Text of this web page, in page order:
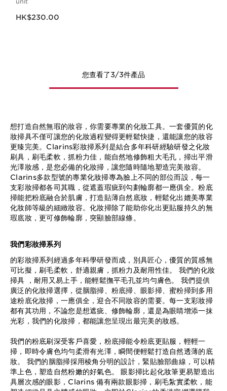
HK$230.00
您查看了3/3件產品
想打造自然無瑕的妝容，你需要專業的化妝工具。一套優質的化
妝掃具不僅可讓您的化妝過程變得更輕鬆快捷，還能讓您的妝容
更臻完美。Clarins彩妝掃系列是結合多年科研經驗研發之化妝
刷具，刷毛柔軟，抓粉力佳，能自然地修飾粗大毛孔，掃出平滑
光澤妝感，是您必備的化妝掃，讓您隨時隨地塑造完美妝容。
Clarins多款型號的專業化妝掃專為臉上不同的部位而設，每一
支彩妝掃都各司其職，從遮蓋瑕疵到勾劃輪廓都一應俱全。粉底
掃能把粉底融合於肌膚，打造貼薄自然底妝，輕鬆化出媲美專業
化妝師等級的細緻妝容。化妝掃除了能助你化出更貼服持久的無
瑕底妝，更可修飾輪廓，突顯臉部線條。
我們彩妝掃系列
的彩妝掃系列經過多年科學研發而成，別具匠心，優質的質感無
可比擬，刷毛柔軟，舒適親膚，抓粉力及耐用性佳。 我們的化妝
掃具 ，耐用又易上手，能輕鬆撫平毛孔並均勻膚色。 我們提供
廣泛的化妝掃選擇，從胭脂掃、粉底掃、眼影掃、蜜粉掃到多用
途粉底化妝掃，一應俱全，迎合不同妝容的需要。每一支彩妝掃
都有其功用，不論您是想遮疵、修飾輪廓，還是為眼睛增添一抹
光彩，我們的化妝掃，都能讓您呈現出最完美的妝感。
我們的粉底刷深受客戶喜愛，粉底掃能令粉底更貼服，輕輕一
掃，即時令膚色均勻柔滑有光澤，瞬間便輕鬆打造自然透薄的底
妝。 我們的胭脂掃採用棱角分明的設計，緊貼臉部曲線，可以精
準上色，塑造自然粉嫩的好氣色。 眼影掃比起化妝筆更易塑造出
具層次感的眼影，Clarins 備有兩款眼影掃，刷毛紮實柔軟，能